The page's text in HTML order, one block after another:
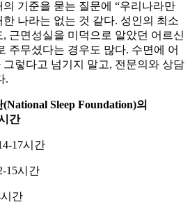
기준을 묻는 질문에 “우리나라만
나라는 없는 것 같다. 성인의 최소
근면성실을 미덕으로 알았던 어르신
주무셨다는 경우도 많다. 수면에 어
렇다고 넘기지 말고, 전문의와 상담
.
Sleep Foundation)의
간
17시간
15시간
간